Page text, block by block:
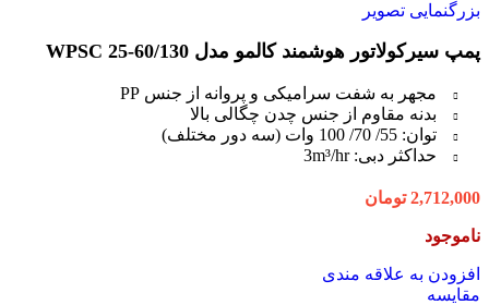
بزرگنمایی تصویر
پمپ سیرکولاتور هوشمند کالمو مدل WPSC 25-60/130
مجهر به شفت سرامیکی و پروانه از جنس PP
بدنه مقاوم از جنس چدن چگالی بالا
توان: 55/ 70/ 100 وات (سه دور مختلف)
حداکثر دبی: 3m³/hr
2,712,000 تومان
ناموجود
افزودن به علاقه مندی
مقایسه